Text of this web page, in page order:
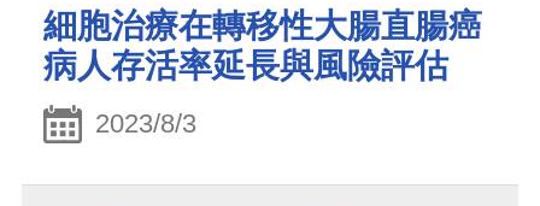
細胞治療在轉移性大腸直腸癌
病人存活率延長與風險評估
2023/8/3